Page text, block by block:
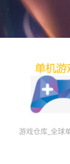
游戏仓库_全球